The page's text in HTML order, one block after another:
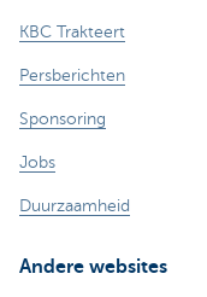
KBC Trakteert
Persberichten
Sponsoring
Jobs
Duurzaamheid
Andere websites